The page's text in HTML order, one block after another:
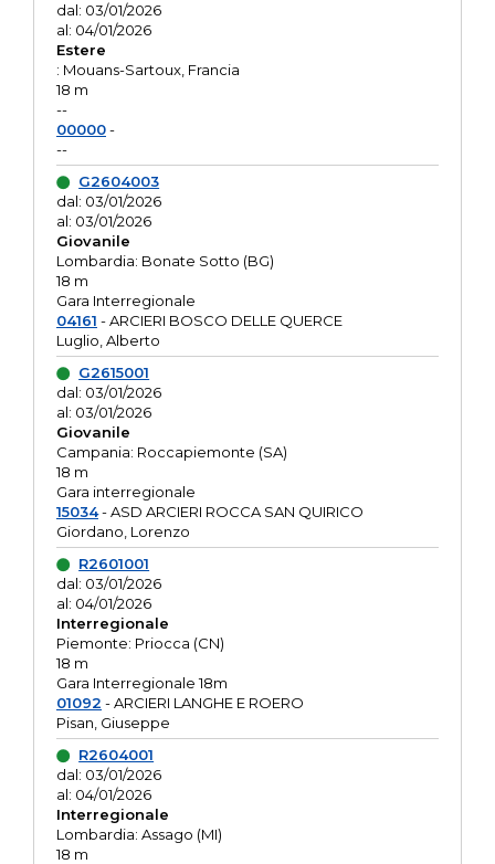
dal: 03/01/2026
al: 04/01/2026
Estere
: Mouans-Sartoux, Francia
18 m
--
00000-
--
G2604003
dal: 03/01/2026
al: 03/01/2026
Giovanile
Lombardia: Bonate Sotto (BG)
18 m
Gara Interregionale
04161 - ARCIERI BOSCO DELLE QUERCE
Luglio, Alberto
G2615001
dal: 03/01/2026
al: 03/01/2026
Giovanile
Campania: Roccapiemonte (SA)
18 m
Gara interregionale
15034- ASD ARCIERI ROCCA SAN QUIRICO
Giordano, Lorenzo
R2601001
dal: 03/01/2026
al: 04/01/2026
Interregionale
Piemonte: Priocca (CN)
18 m
Gara Interregionale 18m
01092 - ARCIERI LANGHE E ROERO
Pisan, Giuseppe
R2604001
dal: 03/01/2026
al: 04/01/2026
Interregionale
Lombardia: Assago (MI)
18 m